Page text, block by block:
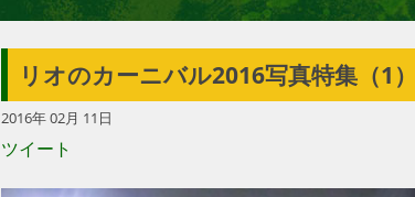
リオのカーニバル2016写真特集（1
2016年 02月 11日
ツイート